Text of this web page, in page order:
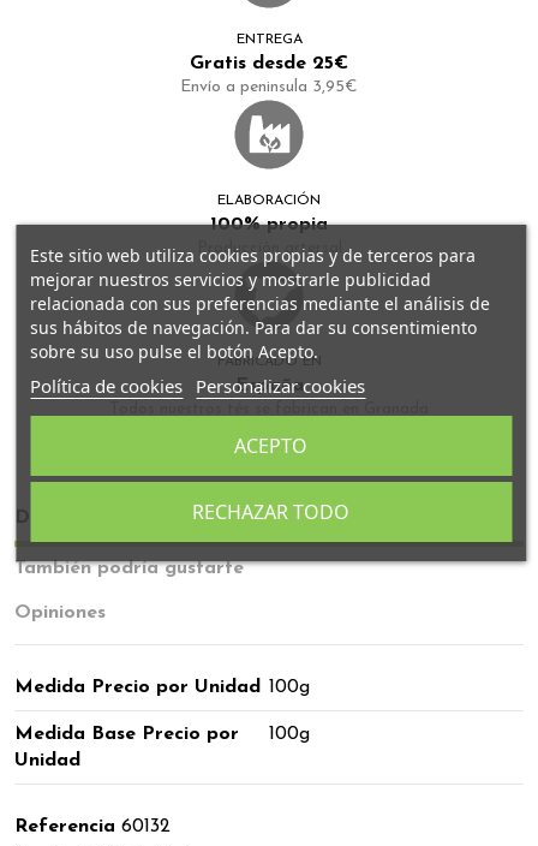
ENTREGA
Gratis desde 25€
Envío a peninsula 3,95€
ELABORACIÓN
100% propia
Producción artersal
FABRICADO EN
España
Detalles del producto
También podría gustarte
Opiniones
Medida Precio por Unidad 100g
Medida Base Precio por
Unidad
100g
Referencia 60132
Este sitio web utiliza cookies propias y de terceros para
mejorar nuestros servicios y mostrarle publicidad
relacionada con sus preferencias mediante el análisis de
sus hábitos de navegación. Para dar su consentimiento
sobre su uso pulse el botón Acepto.
Política de cookies Personalizar cookies
RECHAZAR TODO
ACEPTO